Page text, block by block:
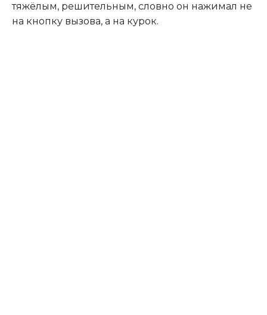
тяжёлым, решительным, словно он нажимал не
на кнопку вызова, а на курок.